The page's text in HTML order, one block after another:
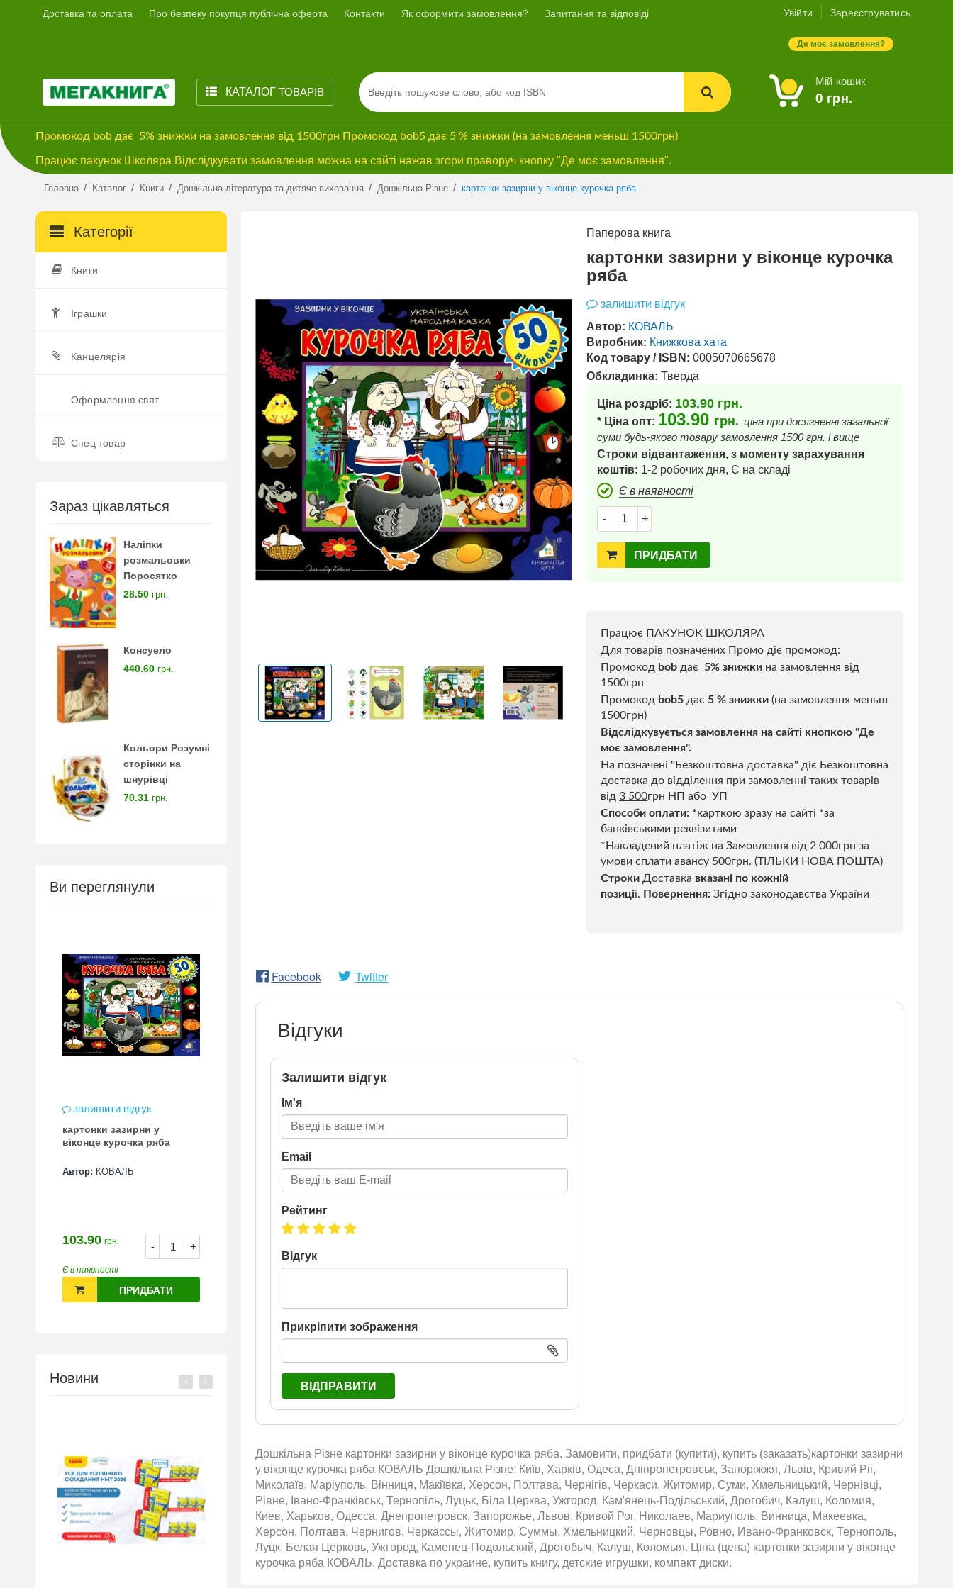
Доставка та оплата Про безпеку покупця публічна оферта Контакти Як оформити замовлення? Запитання та відповіді Увійти Зареєструватись
Де моє замовлення?
КАТАЛОГТОВАРІВ
Мій кошик
0 грн.
Промокод bob дає 5% знижки на замовлення від 1500грн Промокод bob5 дає 5 % знижки (на замовлення меньш 1500грн)
Працює пакунок Школяра Відслідкувати замовлення можна на сайті нажав згори праворуч кнопку "Де моє замовлення".
Головна / Каталог / Книги / Дошкільна література та дитяче виховання / Дошкільна Різне / картонки зазирни у віконце курочка ряба
Категорії
Книги
Іграшки
Канцелярія
Оформлення свят
Спец товар
Зараз цікавляться
Наліпки
розмальовки
Поросятко
28.50 грн.
Консуело
440.60 грн.
Кольори Розумні
сторінки на
шнурівці
70.31 грн.
Ви переглянули
залишити відгук
картонки зазирни у
віконце курочка ряба
Автор: КОВАЛЬ
- +
103.90 грн.
Є в наявності
ПРИДБАТИ
Новини
Previous
Next
Паперова книга
картонки зазирни у віконце курочка
ряба
залишити відгук
Автор: КОВАЛЬ
Виробник: Книжкова хата
Код товару / ISBN: 0005070665678
Обкладинка: Тверда
Ціна роздріб: 103.90 грн.
* Ціна опт: 103.90 грн. ціна при досягненні загальної
суми будь-якого товару замовлення 1500 грн. і вище
Строки відвантаження, з моменту зарахування
коштів: 1-2 робочих дня, Є на складі
Є в наявності
- +
ПРИДБАТИ
Працює ПАКУНОК ШКОЛЯРА
Для товарів позначених Промо діє промокод:
Промокод bob дає 5% знижки на замовлення від
1500грн
Промокод bob5 дає 5 % знижки (на замовлення меньш
1500грн)
Відслідкувується замовлення на сайті кнопкою "Де
моє замовлення".
На позначені "Безкоштовна доставка" діє Безкоштовна
доставка до відділення при замовленні таких товарів
від 3 500грн НП або УП
Способи оплати: *карткою зразу на сайті *за
банківськими реквізитами
*Накладений платіж на Замовлення від 2 000грн за
умови сплати авансу 500грн. (ТІЛЬКИ НОВА ПОШТА)
Строки Доставка вказані по кожній
позиції. Повернення: Згідно законодавства України
Facebook Twitter
Відгуки
Залишити відгук
Ім'я
Email
Рейтинг
Відгук
Прикріпити зображення
ВІДПРАВИТИ
Дошкільна Різне картонки зазирни у віконце курочка ряба. Замовити, придбати (купити), купить (заказать)картонки зазирни
у віконце курочка ряба КОВАЛЬ Дошкільна Різне: Київ, Харків, Одеса, Дніпропетровськ, Запоріжжя, Львів, Кривий Ріг,
Миколаїв, Маріуполь, Вінниця, Макіївка, Херсон, Полтава, Чернігів, Черкаси, Житомир, Суми, Хмельницький, Чернівці,
Рівне, Івано-Франківськ, Тернопіль, Луцьк, Біла Церква, Ужгород, Кам'янець-Подільський, Дрогобич, Калуш, Коломия,
Киев, Харьков, Одесса, Днепропетровск, Запорожье, Львов, Кривой Рог, Николаев, Мариуполь, Винница, Макеевка,
Херсон, Полтава, Чернигов, Черкассы, Житомир, Суммы, Хмельницкий, Черновцы, Ровно, Ивано-Франковск, Тернополь,
Луцк, Белая Церковь, Ужгород, Каменец-Подольский, Дрогобыч, Калуш, Коломыя. Ціна (цена) картонки зазирни у віконце
курочка ряба КОВАЛЬ. Доставка по украине, купить книгу, детские игрушки, компакт диски.